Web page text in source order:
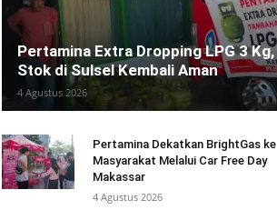
Pertamina Extra Dropping LPG 3 Kg,
Stok di Sulsel Kembali Aman
4 Agustus 2026
Pertamina Dekatkan BrightGas ke
Masyarakat Melalui Car Free Day
Makassar
4 Agustus 2026